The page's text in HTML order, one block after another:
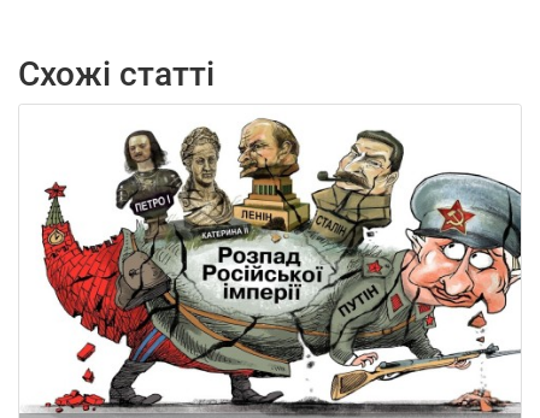
Схожі статті